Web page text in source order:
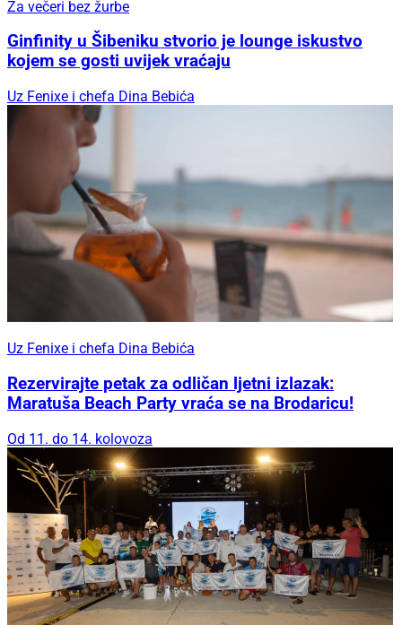
Za večeri bez žurbe
Ginfinity u Šibeniku stvorio je lounge iskustvo
kojem se gosti uvijek vraćaju
Uz Fenixe i chefa Dina Bebića
Uz Fenixe i chefa Dina Bebića
Rezervirajte petak za odličan ljetni izlazak:
Maratuša Beach Party vraća se na Brodaricu!
Od 11. do 14. kolovoza